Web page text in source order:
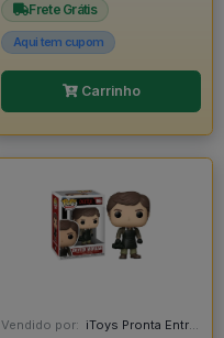
Frete Grátis
Aqui tem cupom
Carrinho
Vendido por: iToys Pronta Entrega - SP